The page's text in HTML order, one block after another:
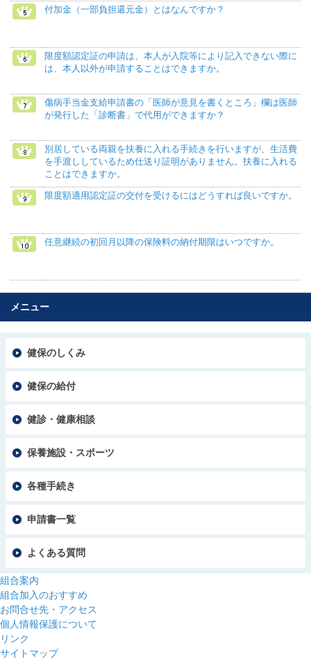
付加金（一部負担還元金）とはなんですか？
限度額認定証の申請は、本人が入院等により記入できない際に
は、本人以外が申請することはできますか。
傷病手当金支給申請書の「医師が意見を書くところ」欄は医師
が発行した「診断書」で代用ができますか？
別居している両親を扶養に入れる手続きを行いますが、生活費
を手渡ししているため仕送り証明がありません。扶養に入れる
ことはできますか。
限度額適用認定証の交付を受けるにはどうすれば良いですか。
任意継続の初回月以降の保険料の納付期限はいつですか。
メニュー
健保のしくみ
健保の給付
健診・健康相談
保養施設・スポーツ
各種手続き
申請書一覧
よくある質問
組合案内
組合加入のおすすめ
お問合せ先・アクセス
個人情報保護について
リンク
サイトマップ